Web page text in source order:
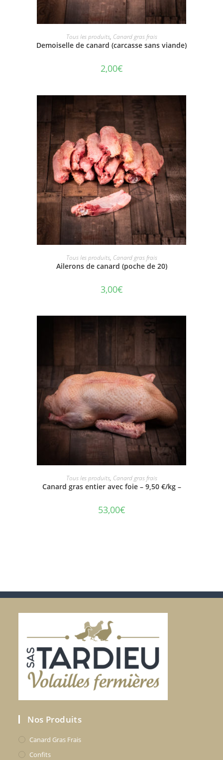
AJOUTER AU PANIER
Tous les produits, Canard gras frais
Demoiselle de canard (carcasse sans viande)
2,00€
AJOUTER AU PANIER
Tous les produits, Canard gras frais
Ailerons de canard (poche de 20)
3,00€
AJOUTER AU PANIER
Tous les produits, Canard gras frais
Canard gras entier avec foie – 9,50 €/kg –
53,00€
Nos Produits
Canard Gras Frais
Confits